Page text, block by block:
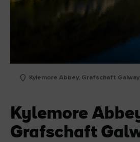
Kylemore Abbey, Grafschaft Galway
Kylemore
Grafschaft